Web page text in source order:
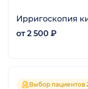
Ирригоскопия
от 2 500 ₽
Выбор пациентов